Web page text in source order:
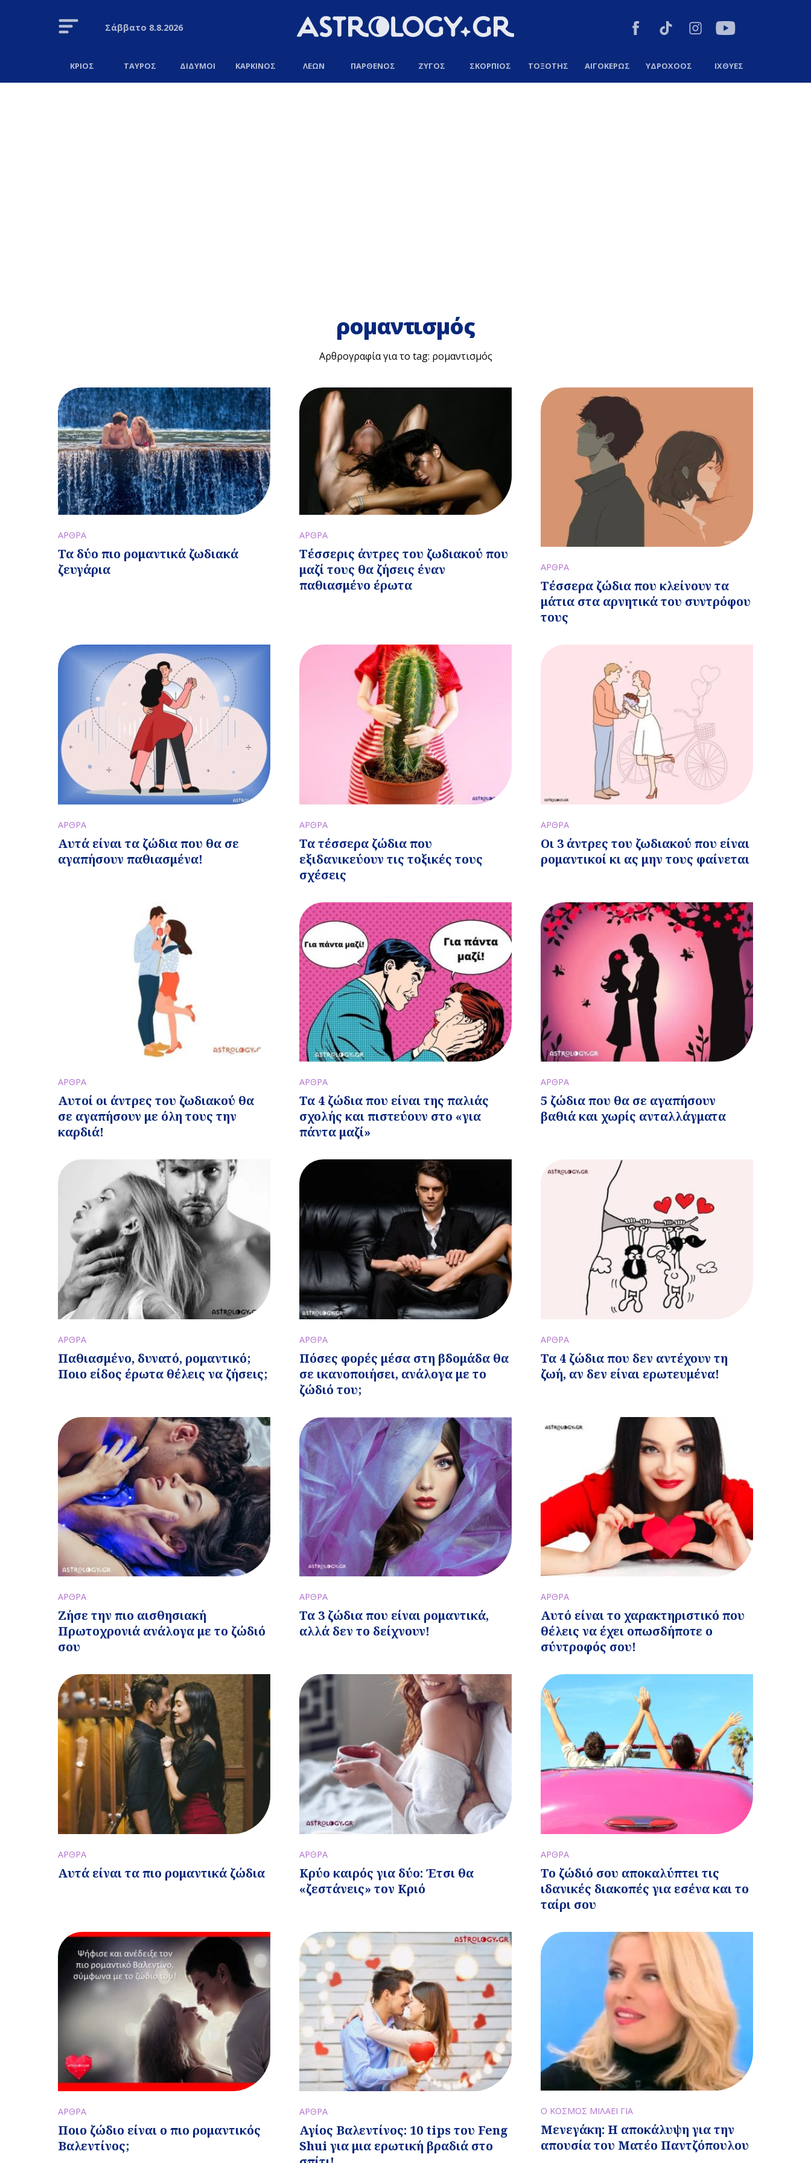
Σάββατο 8.8.2026
ΚΡΙΟΣ ΤΑΥΡΟΣ ΔΙΔΥΜΟΙ ΚΑΡΚΙΝΟΣ ΛΕΩΝ ΠΑΡΘΕΝΟΣ ΖΥΓΟΣ ΣΚΟΡΠΙΟΣ ΤΟΞΟΤΗΣ ΑΙΓΟΚΕΡΩΣ ΥΔΡΟΧΟΟΣ ΙΧΘΥΕΣ
ρομαντισμός
Αρθρογραφία για το tag: ρομαντισμός
ΑΡΘΡΑ
Τα δύο πιο ρομαντικά ζωδιακά
ζευγάρια
ΑΡΘΡΑ
Τέσσερις άντρες του ζωδιακού που
μαζί τους θα ζήσεις έναν
παθιασμένο έρωτα
ΑΡΘΡΑ
Τέσσερα ζώδια που κλείνουν τα
μάτια στα αρνητικά του συντρόφου
τους
ΑΡΘΡΑ
Αυτά είναι τα ζώδια που θα σε
αγαπήσουν παθιασμένα!
ΑΡΘΡΑ
Τα τέσσερα ζώδια που
εξιδανικεύουν τις τοξικές τους
σχέσεις
ΑΡΘΡΑ
Οι 3 άντρες του ζωδιακού που είναι
ρομαντικοί κι ας μην τους φαίνεται
ΑΡΘΡΑ
Αυτοί οι άντρες του ζωδιακού θα
σε αγαπήσουν με όλη τους την
καρδιά!
ΑΡΘΡΑ
Τα 4 ζώδια που είναι της παλιάς
σχολής και πιστεύουν στο «για
πάντα μαζί»
ΑΡΘΡΑ
5 ζώδια που θα σε αγαπήσουν
βαθιά και χωρίς ανταλλάγματα
ΑΡΘΡΑ
Παθιασμένο, δυνατό, ρομαντικό;
Ποιο είδος έρωτα θέλεις να ζήσεις;
ΑΡΘΡΑ
Πόσες φορές μέσα στη βδομάδα θα
σε ικανοποιήσει, ανάλογα με το
ζώδιό του;
ΑΡΘΡΑ
Τα 4 ζώδια που δεν αντέχουν τη
ζωή, αν δεν είναι ερωτευμένα!
ΑΡΘΡΑ
Ζήσε την πιο αισθησιακή
Πρωτοχρονιά ανάλογα με το ζώδιό
σου
ΑΡΘΡΑ
Τα 3 ζώδια που είναι ρομαντικά,
αλλά δεν το δείχνουν!
ΑΡΘΡΑ
Αυτό είναι το χαρακτηριστικό που
θέλεις να έχει οπωσδήποτε ο
σύντροφός σου!
ΑΡΘΡΑ
Αυτά είναι τα πιο ρομαντικά ζώδια
ΑΡΘΡΑ
Κρύο καιρός για δύο: Έτσι θα
«ζεστάνεις» τον Κριό
ΑΡΘΡΑ
Το ζώδιό σου αποκαλύπτει τις
ιδανικές διακοπές για εσένα και το
ταίρι σου
ΑΡΘΡΑ
Ποιο ζώδιο είναι ο πιο ρομαντικός
Βαλεντίνος;
ΑΡΘΡΑ
Αγίος Βαλεντίνος: 10 tips του Feng
Shui για μια ερωτική βραδιά στο
Ο ΚΟΣΜΟΣ ΜΙΛΑΕΙ ΓΙΑ
Μενεγάκη: Η αποκάλυψη για την
απουσία του Ματέο Παντζόπουλου